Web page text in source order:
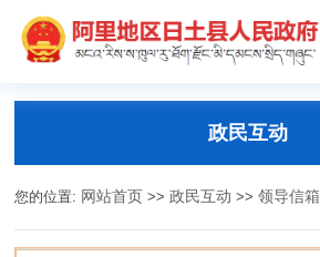
政民互动
您的位置: 网站首页 >>政民互动 >>领导信箱